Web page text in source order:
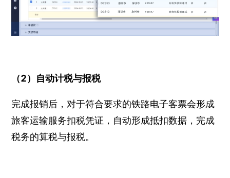
（2）自动计税与报税
完成报销后，对于符合要求的铁路电子客票会形成
旅客运输服务扣税凭证，自动形成抵扣数据，完成
税务的算税与报税。